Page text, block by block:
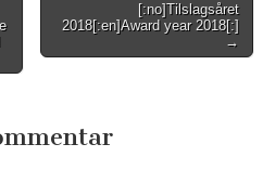
[:no]Tilslagsåret
2018[:en]Award year 2018[:]
→